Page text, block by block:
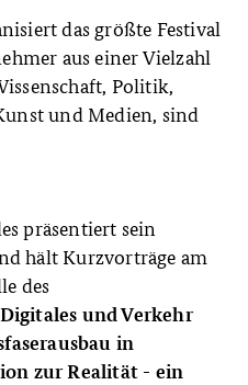
das größte Festival
aus einer Vielzahl
Politik,
und Medien, sind
präsentiert sein
hält Kurzvorträge am
des
und Verkehr
in
zur Realität - ein